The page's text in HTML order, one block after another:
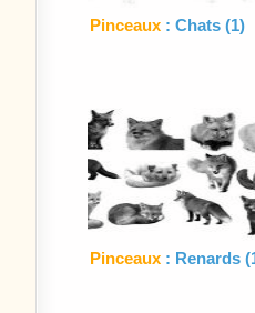
Pinceaux : Chats (1)
Pinceaux : Renards